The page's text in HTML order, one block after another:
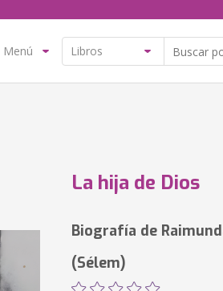
Menú
La hija de Dios
Biografía de
(Sélem)